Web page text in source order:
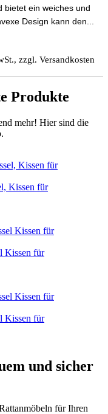
bietet ein weiches und
Design kann den...
zzgl. Versandkosten
Produkte
mehr! Hier sind die
Kissen für
Kissen für
Kissen für
und sicher
für Ihren